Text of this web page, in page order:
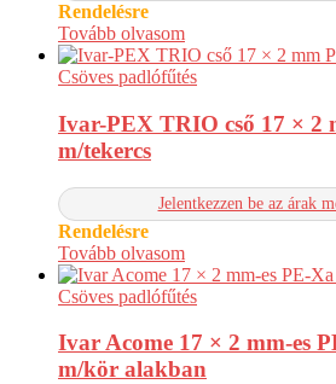
Rendelésre
Tovább olvasom
Csöves padlófűtés
Ivar-PEX TRIO cső 17 × 2
m/tekercs
Jelentkezzen be az árak
Rendelésre
Tovább olvasom
Csöves padlófűtés
Ivar Acome 17 × 2 mm-es
m/kör alakban